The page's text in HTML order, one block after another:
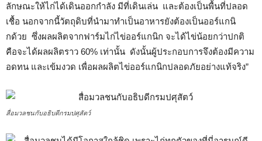
ลักษณะให้ไก่ได้เดินออกกำลัง มีที่เดินเล่น และต้องเป็นพื้นที่ปลอด
เชื้อ นอกจากนี้วัตถุดิบที่นำมาทำเป็นอาหารยังต้องเป็นออร์แกนิ
กด้วย ซึ่งผลผลิตจากฟาร์มไก่ไข่ออร์แกนิก จะได้ไข่น้อยกว่าปกติ
คือจะได้ผลผลิตราว 60% เท่านั้น ดังนั้นผู้ประกอบการจึงต้องมีความ
อดทน และเข้มงวด เพื่อผลผลิตไข่ออร์แกนิกปลอดภัยอย่างแท้จริง”
สื่อมวลชนกับอธิบดีกรมปศุสัตว์